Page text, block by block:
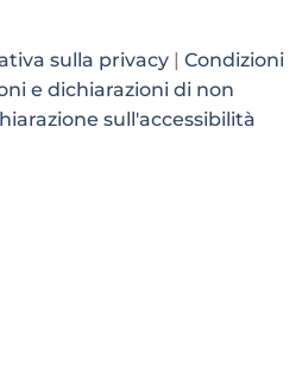
sulla privacy | Condizioni
e dichiarazioni di non
sull'accessibilità